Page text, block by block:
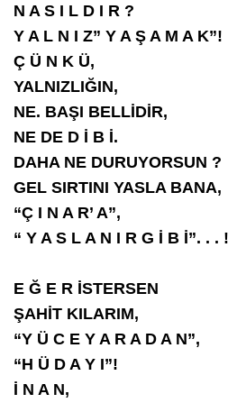
N A S I L D I R ?
Y A L N I Z” Y A Ş A M A K”!
Ç Ü N K Ü,
YALNIZLIĞIN,
NE. BAŞI BELLİDİR,
NE DE D İ B İ.
DAHA NE DURUYORSUN ?
GEL SIRTINI YASLA BANA,
“Ç I N A R’ A”,
“ Y A S L A N I R G İ B İ”. . . !
E Ğ E R İSTERSEN
ŞAHİT KILARIM,
“Y Ü C E Y A R A D A N”,
“H Ü D A Y I”!
İ N A N,